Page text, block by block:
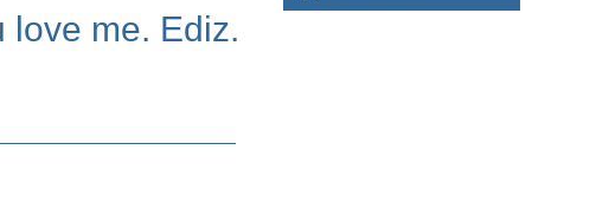
love me. Ediz.